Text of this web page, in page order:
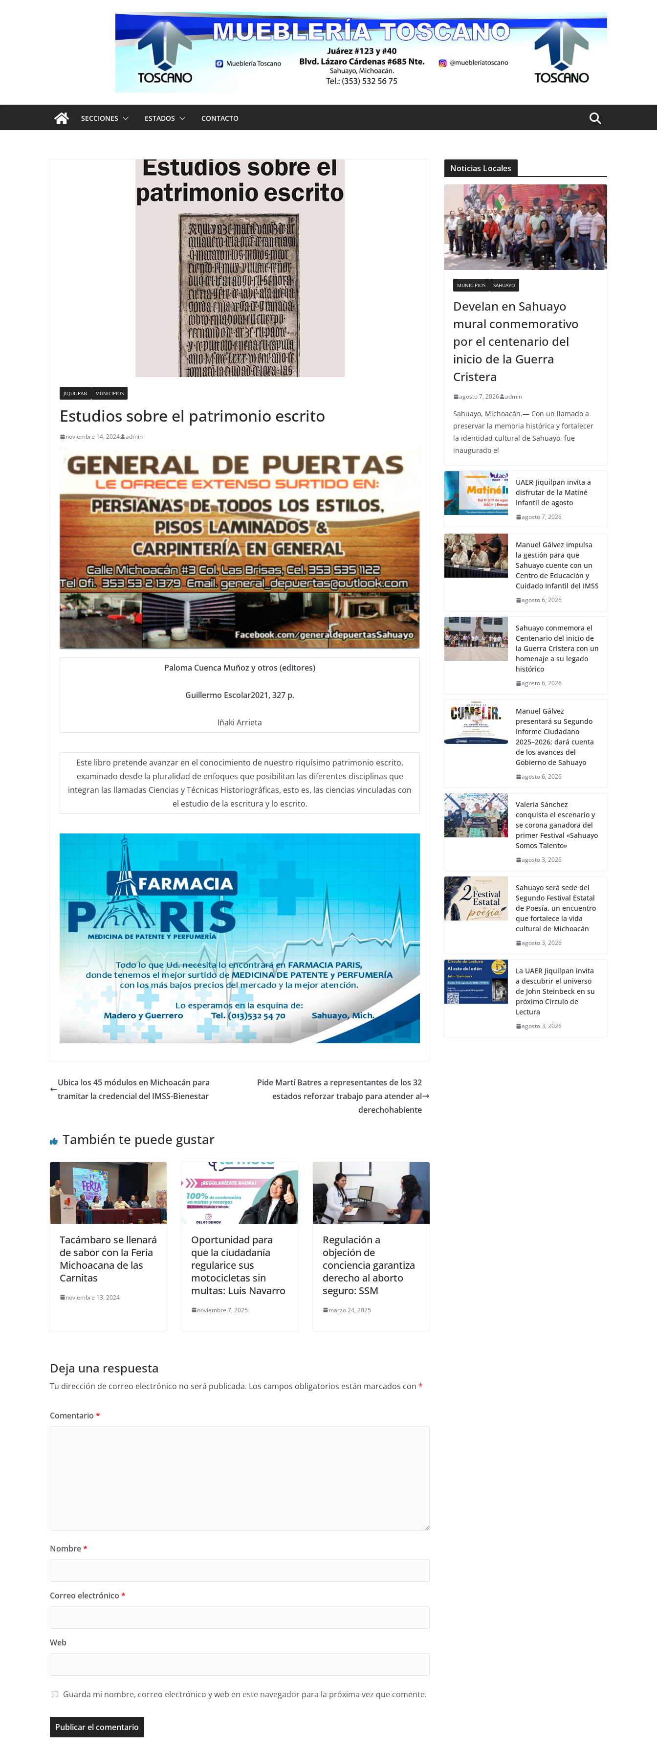
SECCIONES ESTADOS CONTACTO
JIQUILPAN MUNICIPIOS
Estudios sobre el patrimonio escrito
noviembre 14, 2024 admin
Paloma Cuenca Muñoz y otros (editores)
Guillermo Escolar2021, 327 p.
Iñaki Arrieta
Este libro pretende avanzar en el conocimiento de nuestro riquísimo patrimonio escrito,
examinado desde la pluralidad de enfoques que posibilitan las diferentes disciplinas que
integran las llamadas Ciencias y Técnicas Historiográficas, esto es, las ciencias vinculadas con
el estudio de la escritura y lo escrito.
Ubica los 45 módulos en Michoacán para
tramitar la credencial del IMSS-Bienestar
Pide Martí Batres a representantes de los 32
estados reforzar trabajo para atender al
derechohabiente
También te puede gustar
Tacámbaro se llenará
de sabor con la Feria
Michoacana de las
Carnitas
noviembre 13, 2024
Oportunidad para
que la ciudadanía
regularice sus
motocicletas sin
multas: Luis Navarro
noviembre 7, 2025
Regulación a
objeción de
conciencia garantiza
derecho al aborto
seguro: SSM
marzo 24, 2025
Deja una respuesta
Tu dirección de correo electrónico no será publicada. Los campos obligatorios están marcados con *
Comentario *
Nombre*
Correo electrónico *
Web
Guarda mi nombre, correo electrónico y web en este navegador para la próxima vez que comente.
Noticias Locales
MUNICIPIOS SAHUAYO
Develan en Sahuayo
mural conmemorativo
por el centenario del
inicio de la Guerra
Cristera
agosto 7, 2026 admin
Sahuayo, Michoacán.— Con un llamado a
preservar la memoria histórica y fortalecer
la identidad cultural de Sahuayo, fue
inaugurado el
UAER-Jiquilpan invita a
disfrutar de la Matiné
Infantil de agosto
agosto 7, 2026
Manuel Gálvez impulsa
la gestión para que
Sahuayo cuente con un
Centro de Educación y
Cuidado Infantil del IMSS
agosto 6, 2026
Sahuayo conmemora el
Centenario del inicio de
la Guerra Cristera con un
homenaje a su legado
histórico
agosto 6, 2026
Manuel Gálvez
presentará su Segundo
Informe Ciudadano
2025–2026; dará cuenta
de los avances del
Gobierno de Sahuayo
agosto 6, 2026
Valeria Sánchez
conquista el escenario y
se corona ganadora del
primer Festival «Sahuayo
Somos Talento»
agosto 3, 2026
Sahuayo será sede del
Segundo Festival Estatal
de Poesía, un encuentro
que fortalece la vida
cultural de Michoacán
agosto 3, 2026
La UAER Jiquilpan invita
a descubrir el universo
de John Steinbeck en su
próximo Círculo de
Lectura
agosto 3, 2026